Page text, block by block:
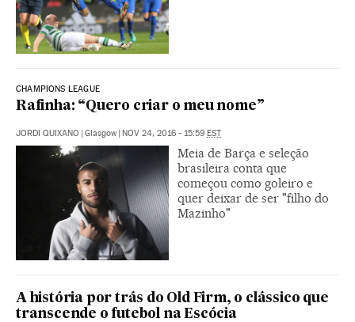
CHAMPIONS LEAGUE
Rafinha: “Quero criar o meu nome”
JORDI QUIXANO | Glasgow | NOV 24, 2016 - 15:59 EST
Meia de Barça e seleção
brasileira conta que
começou como goleiro e
quer deixar de ser "filho do
Mazinho"
A história por trás do Old Firm, o clássico que
transcende o futebol na Escócia